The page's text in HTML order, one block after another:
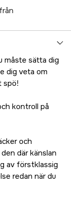
måste sätta dig
dig veta om
spö!
kontroll på
och
där känslan
av förstklassig
redan när du